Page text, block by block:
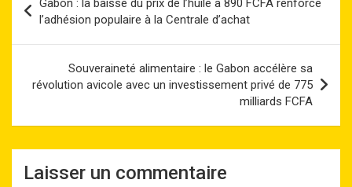
o
o
d
o
n
t
A
p
p
n
n
k
er
de
l’article
Gabon : la baisse du prix de l’huile à 890 FCFA renforce
l’adhésion populaire à la Centrale d’achat
Souveraineté alimentaire : le Gabon accélère sa
révolution avicole avec un investissement privé de 775
milliards FCFA
Laisser un commentaire